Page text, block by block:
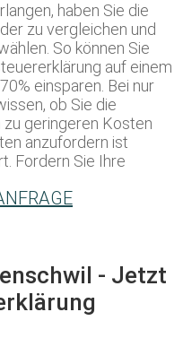
haben Sie die
zu vergleichen und
So können Sie
auf einem
einsparen. Bei nur
ob Sie die
geringeren Kosten
anzufordern ist
Fordern Sie Ihre
- Jetzt